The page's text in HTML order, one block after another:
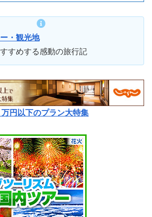
・観光地
すめする感動の旅行記
円以下のプラン大特集